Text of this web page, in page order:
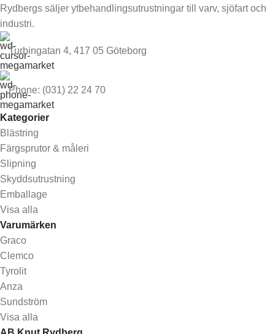
Rydbergs säljer ytbehandlingsutrustningar till varv, sjöfart och
industri.
Turbingatan 4, 417 05 Göteborg
Phone: (031) 22 24 70
Kategorier
Blästring
Färgsprutor & måleri
Slipning
Skyddsutrustning
Emballage
Visa alla
Varumärken
Graco
Clemco
Tyrolit
Anza
Sundström
Visa alla